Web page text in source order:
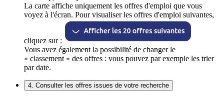
La carte affiche uniquement les offres d'emploi que vous
voyez à l'écran. Pour visualiser les offres d'emploi suivantes,
cliquez sur :
Vous avez également la possibilité de changer le
« classement » des offres : vous pouvez par exemple les trier
par date.
4. Consulter les offres issues de votre recherche